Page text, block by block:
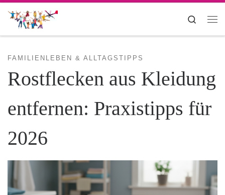
Zum Inhalt springen
Search
FAMILIENLEBEN & ALLTAGSTIPPS
Rostflecken aus Kleidung
entfernen: Praxistipps für
2026